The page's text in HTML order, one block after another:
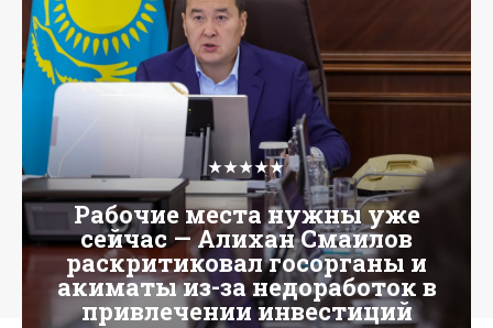
★★★★★
Рабочие места нужны уже
сейчас — Алихан Смаилов
раскритиковал госорганы и
акиматы из-за недоработок в
привлечении инвестиций